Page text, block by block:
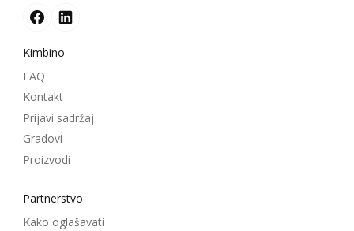
Kimbino
FAQ
Kontakt
Prijavi sadržaj
Gradovi
Proizvodi
Partnerstvo
Kako oglašavati